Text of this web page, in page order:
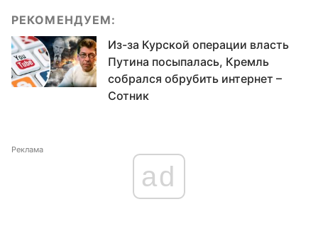
РЕКОМЕНДУЕМ:
Из-за Курской операции власть
Путина посыпалась, Кремль
собрался обрубить интернет –
Сотник
Реклама
ad